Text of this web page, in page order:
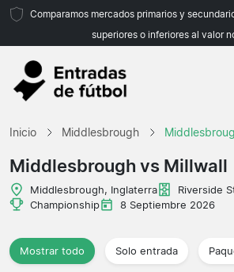
Comparamos mercados primarios y
superiores o inferiores al valor
Agencias de viajes
Inicio Middlesbrough
Middlesbrough vs Millwall
Middlesbrough, Inglaterra
Riverside
Championship
8 Septiembre 2026
Mostrar todo Solo entrada